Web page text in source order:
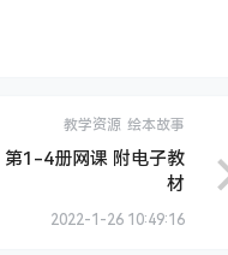
教学资源 绘本故事
1-4册网课 附电子教
材
2022-1-26 10:49:16